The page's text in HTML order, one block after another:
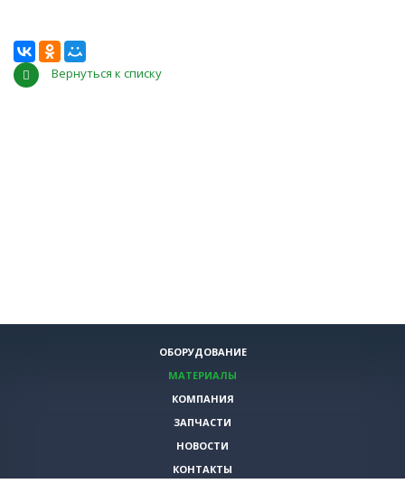
Вернуться к списку
ОБОРУДОВАНИЕ
МАТЕРИАЛЫ
КОМПАНИЯ
ЗАПЧАСТИ
НОВОСТИ
КОНТАКТЫ